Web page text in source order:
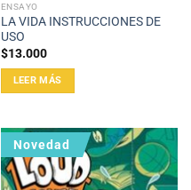
ENSAYO
LA VIDA INSTRUCCIONES DE
USO
$13.000
LEER MÁS
Novedad